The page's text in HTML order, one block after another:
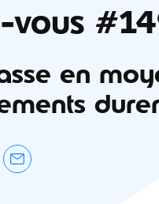
vous
en